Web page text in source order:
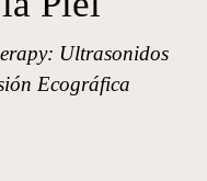
Ultrasonidos
Ecográfica